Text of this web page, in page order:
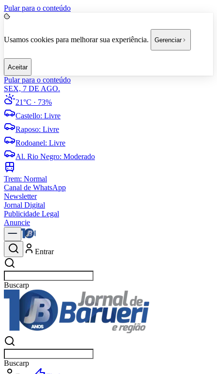
Pular para o conteúdo
Usamos cookies para melhorar sua experiência. Gerenciar
Aceitar
Pular para o conteúdo
SEX, 7 DE AGO.
21°C · 73%
Castello: Livre
Raposo: Livre
Rodoanel: Livre
Al. Rio Negro: Moderado
Trem: Normal
Canal de WhatsApp
Newsletter
Jornal Digital
Publicidade Legal
Anuncie
Entrar
Buscarnotíc
Buscarnotíc